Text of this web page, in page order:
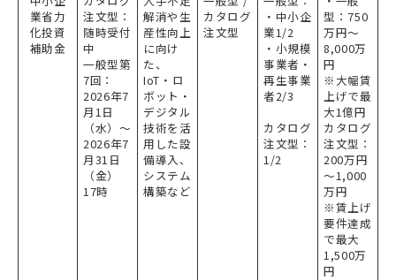
業省力
化投資
補助金
注文型：
随時受付
中
一般型第
7回：
2026年7
月1日
（水）～
2026年7
月31日
（金）
17時
解消や生
産性向上
に向け
た、
IoT・ロ
ボット・
デジタル
技術を活
用した設
備導入、
システム
構築など
カタログ
注文型
・中小企
業1/2
・小規模
事業者・
再生事業
者2/3
カタログ
注文型：
1/2
型：750
万円～
8,000万
円
※大幅賃
上げで最
大1億円
カタログ
注文型：
200万円
～1,000
万円
※賃上げ
要件達成
で最大
1,500万
円